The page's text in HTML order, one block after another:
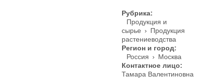
Рубрика:
Продукция и
сырье › Продукция
растениеводства
Регион и город:
Россия › Москва
Контактное лицо:
Тамара Валентиновна